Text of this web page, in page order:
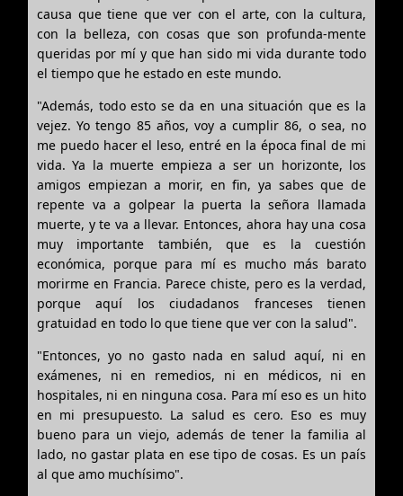
causa que tiene que ver con el arte, con la cultura,
con la belleza, con cosas que son profunda-mente
queridas por mí y que han sido mi vida durante todo
el tiempo que he estado en este mundo.
"Además, todo esto se da en una situación que es la
vejez. Yo tengo 85 años, voy a cumplir 86, o sea, no
me puedo hacer el leso, entré en la época final de mi
vida. Ya la muerte empieza a ser un horizonte, los
amigos empiezan a morir, en fin, ya sabes que de
repente va a golpear la puerta la señora llamada
muerte, y te va a llevar. Entonces, ahora hay una cosa
muy importante también, que es la cuestión
económica, porque para mí es mucho más barato
morirme en Francia. Parece chiste, pero es la verdad,
porque aquí los ciudadanos franceses tienen
gratuidad en todo lo que tiene que ver con la salud".
"Entonces, yo no gasto nada en salud aquí, ni en
exámenes, ni en remedios, ni en médicos, ni en
hospitales, ni en ninguna cosa. Para mí eso es un hito
en mi presupuesto. La salud es cero. Eso es muy
bueno para un viejo, además de tener la familia al
lado, no gastar plata en ese tipo de cosas. Es un país
al que amo muchísimo".